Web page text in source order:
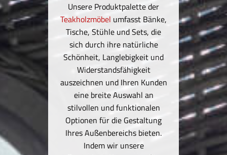
die
der
Unsere Produktpalette der
Teakholzmöbel umfasst Bänke,
Tische, Stühle und Sets, die
sich durch ihre natürliche
Schönheit, Langlebigkeit und
Widerstandsfähigkeit
auszeichnen und Ihren Kunden
eine breite Auswahl an
stilvollen und funktionalen
Optionen für die Gestaltung
Ihres Außenbereichs bieten.
Indem wir unsere
Wir
und